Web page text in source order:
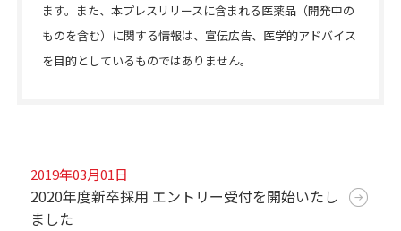
ます。また、本プレスリリースに含まれる医薬品（開発中の
ものを含む）に関する情報は、宣伝広告、医学的アドバイス
を目的としているものではありません。
2019年03月01日
2020年度新卒採用 エントリー受付を開始いたし
ました